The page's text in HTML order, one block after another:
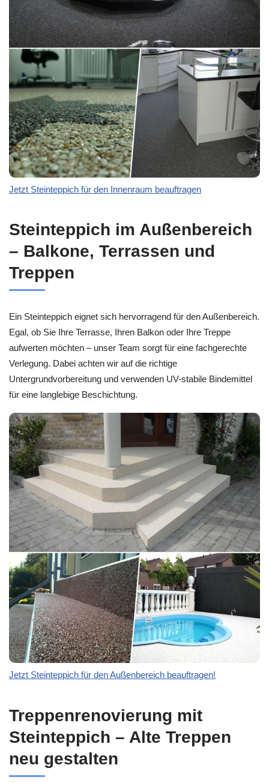
Jetzt Steinteppich für den Innenraum beauftragen
Steinteppich im Außenbereich
– Balkone, Terrassen und
Treppen
Ein Steinteppich eignet sich hervorragend für den Außenbereich.
Egal, ob Sie Ihre Terrasse, Ihren Balkon oder Ihre Treppe
aufwerten möchten – unser Team sorgt für eine fachgerechte
Verlegung. Dabei achten wir auf die richtige
Untergrundvorbereitung und verwenden UV-stabile Bindemittel
für eine langlebige Beschichtung.
Jetzt Steinteppich für den Außenbereich beauftragen!
Treppenrenovierung mit
Steinteppich – Alte Treppen
neu gestalten